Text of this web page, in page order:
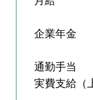
企業年金
通勤手当
実費支給（